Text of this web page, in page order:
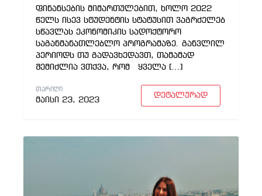
ფინანსების მიმართულებით, ხოლო 2022
წელს ისევ სტუდენტის სტატუსით ვაგრძელებ
სწავლას ეკონომიკის სადოქტორო
საგანმანათლებლო პროგრამაზე. განვლილ
პერიოდს თუ გადავხედავთ, თამამად
შემიძლია ვთქვა, რომ ყველა […]
ᲗᲐᲠᲘᲦᲘ
მაისი 23, 2023
დეტალურად